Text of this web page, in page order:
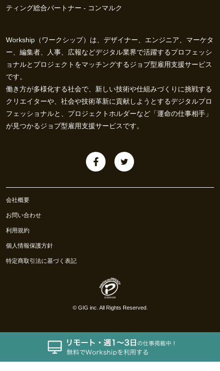
ティング総合パートナー - コンマルク
Workship（ワークシップ）は、デザイナー、エンジニア、マーケタ
ー、編集者、人事、広報などデジタル業界で活躍するプロフェッシ
ョナルとプロジェクトをマッチングするジョブ型雇用支援サービス
です。
働き方が多様化する社会で、新しい技術や仕組みづくりに挑戦する
クリエイターや、社会や技術革新に貢献しようとするデジタルプロ
フェッショナルと、プロジェクトホルダーなど「運命の仕事相手」
が見つかるジョブ型雇用支援サービスです。
会社概要
お問い合わせ
利用規約
個人情報保護方針
特定商取引法に基づく表記
© GIG inc. All Rights Reserved.